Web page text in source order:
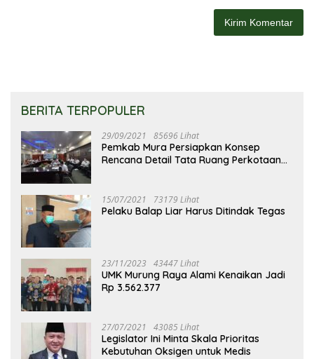
BERITA TERPOPULER
29/09/2021 85696 Lihat
Pemkab Mura Persiapkan Konsep
Rencana Detail Tata Ruang Perkotaan
15/07/2021 73179 Lihat
Pelaku Balap Liar Harus Ditindak Tegas
23/11/2023 43447 Lihat
UMK Murung Raya Alami Kenaikan Jadi
Rp 3.562.377
27/07/2021 43085 Lihat
Legislator Ini Minta Skala Prioritas
Kebutuhan Oksigen untuk Medis